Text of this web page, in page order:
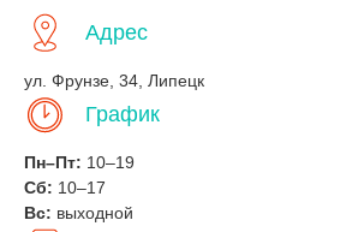
Адрес
ул. Фрунзе, 34, Липецк
График
Пн–Пт: 10–19
Сб: 10–17
Вс: выходной